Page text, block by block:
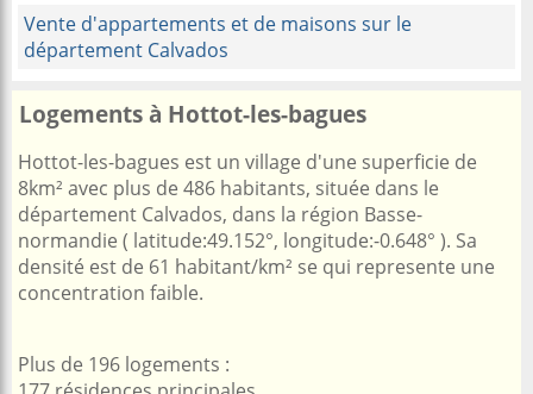
Vente d'appartements et de maisons sur le
département Calvados
Logements à Hottot-les-bagues
Hottot-les-bagues est un village d'une superficie de
8km² avec plus de 486 habitants, située dans le
département Calvados, dans la région Basse-
normandie ( latitude:49.152°, longitude:-0.648° ). Sa
densité est de 61 habitant/km² se qui represente une
concentration faible.
Plus de 196 logements :